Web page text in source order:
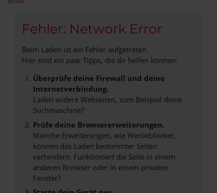
Fehler: Network Error
Beim Laden ist ein Fehler aufgetreten.
Hier sind ein paar Tipps, die dir helfen können:
Überprüfe deine Firewall und deine
Internetverbindung.
Laden andere Webseiten, zum Beispiel deine
Suchmaschine?
Prüfe deine Browsererweiterungen.
Manche Erweiterungen, wie Werbeblocker,
können das Laden bestimmter Seiten
verhindern. Funktioniert die Seite in einem
anderen Browser oder in einem privaten
Fenster?